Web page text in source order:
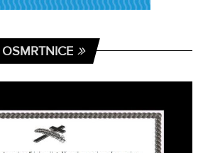
OSMRTNICE